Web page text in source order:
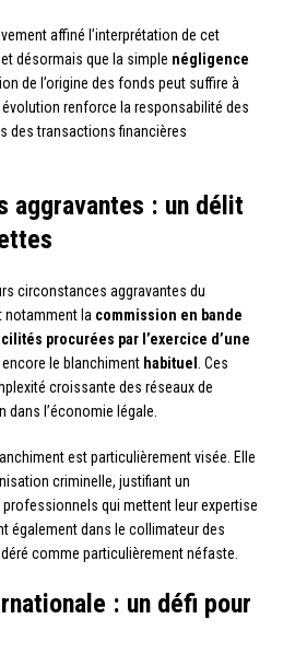
affiné l’interprétation de cet
désormais que la simple négligence
de l’origine des fonds peut suffire à
renforce la responsabilité des
des transactions financières
aggravantes : un délit
circonstances aggravantes du
notamment la commission en bande
procurées par l’exercice d’une
encore le blanchiment habituel
. Ces
croissante des réseaux de
l’économie légale.
est particulièrement visée. Elle
criminelle, justifiant un
qui mettent leur expertise
également dans le collimateur des
comme particulièrement néfaste.
: un défi pour